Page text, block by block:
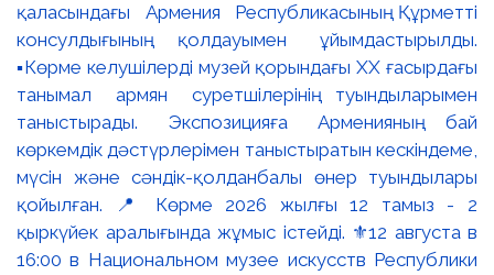
қаласындағы Армения Республикасының Құрметті
консулдығының қолдауымен ұйымдастырылды.
▪️Көрме келушілерді музей қорындағы ХХ ғасырдағы
танымал армян суретшілерінің туындыларымен
таныстырады. Экспозицияға Арменияның бай
көркемдік дәстүрлерімен таныстыратын кескіндеме,
мүсін және сәндік-қолданбалы өнер туындылары
қойылған. 📍 Көрме 2026 жылғы 12 тамыз - 2
қыркүйек аралығында жұмыс істейді. ⚜️12 августа в
16:00 в Национальном музее искусств Республики